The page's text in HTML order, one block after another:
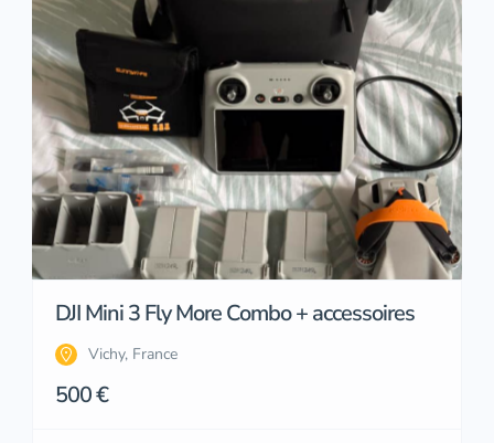
DJI Mini 3 Fly More Combo + accessoires
Vichy, France
500 €